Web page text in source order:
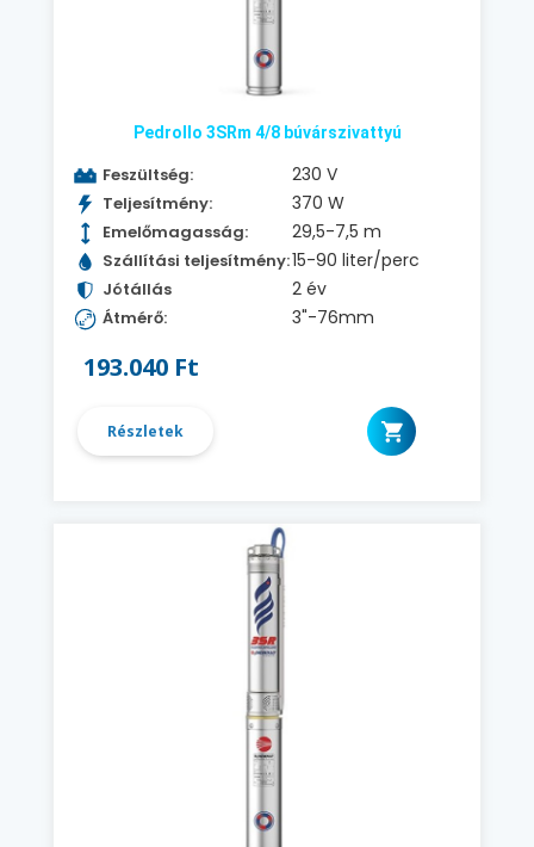
Pedrollo 3SRm 4/8 búvárszivattyú
Feszültség: 230 V
Teljesítmény: 370 W
Emelőmagasság: 29,5-7,5 m
Szállítási teljesítmény:15-90 liter/perc
Jótállás 2 év
Átmérő: 3"-76mm
193.040 Ft
Részletek